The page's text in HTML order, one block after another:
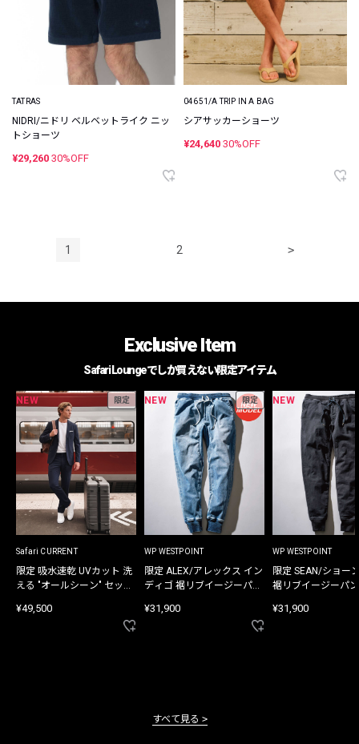
TATRAS
NIDRI/ニドリ ベルベットライク ニッ
トショーツ
¥29,260 30%OFF
04651/A TRIP IN A BAG
シアサッカーショーツ
¥24,640 30%OFF
1 2 >
Exclusive Item
Safari Loungeでしか買えない限定アイテム
NEW 限定
Safari CURRENT
限定 吸水速乾 UVカット 洗
える "オールシーン" セット
¥49,500
NEW 限定
WP WESTPOINT
限定 ALEX/アレックス イン
ディゴ 裾リブイージーパン
¥31,900
NEW
WP WESTPOINT
限定 SEAN/ショー
裾リブイージーパ
¥31,900
すべて見る